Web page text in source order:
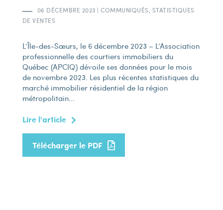
06 DÉCEMBRE 2023 | COMMUNIQUÉS, STATISTIQUES
DE VENTES
L’Île-des-Sœurs, le 6 décembre 2023 – L’Association
professionnelle des courtiers immobiliers du
Québec (APCIQ) dévoile ses données pour le mois
de novembre 2023. Les plus récentes statistiques du
marché immobilier résidentiel de la région
métropolitain...
Lire l'article
Télécharger le PDF